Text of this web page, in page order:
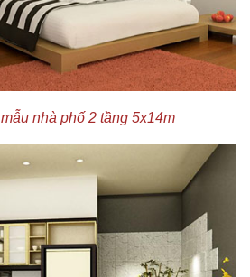
mẫu nhà phố 2 tầng 5x14m